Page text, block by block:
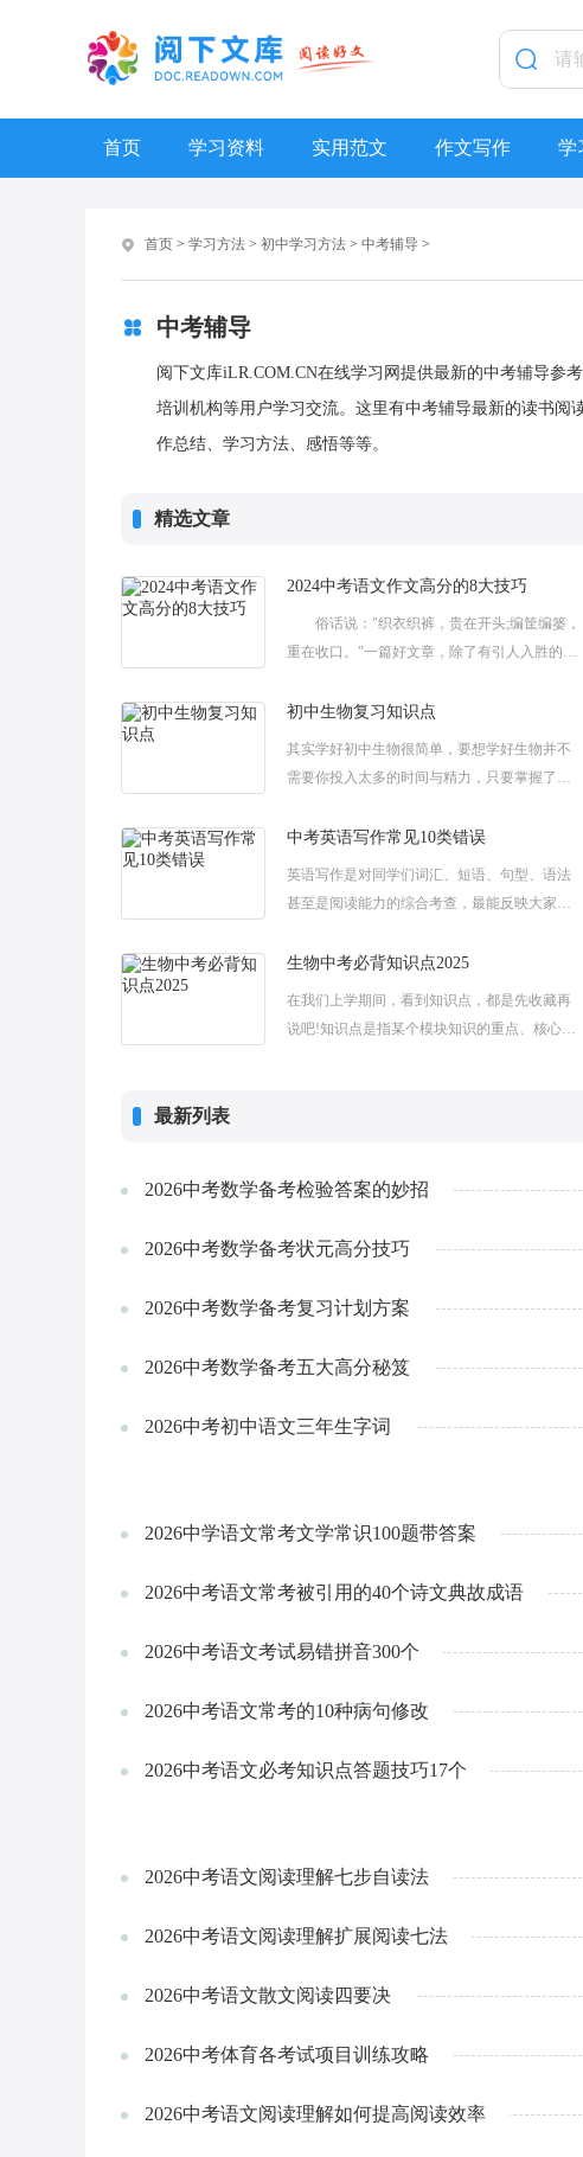
首页 学习资料 实用范文 作文写作 学
首页 > 学习方法 > 初中学习方法 > 中考辅导 >
中考辅导
阅下文库iLR.COM.CN在线学习网提供最新的中考辅导参
培训机构等用户学习交流。这里有中考辅导最新的读书
作总结、学习方法、感悟等等。
精选文章
2024中考语文作文高分的8大技巧
俗话说："织衣织裤，贵在开头;编筐编篓，
重在收口。"一篇好文章，除了有引人入胜的开
2024中考语文作文高分的8大技巧，
初中生物复习知识点
其实学好初中生物很简单，要想学好生物并不
需要你投入太多的时间与精力，只要掌握了方
大家分享一些初中生物复习知识点，希望能够
中考英语写作常见10类错误
英语写作是对同学们词汇、短语、句型、语法
甚至是阅读能力的综合考查，最能反映大家的
见10类错误，欢迎大家阅读分享借鉴，希望
生物中考必背知识点2025
在我们上学期间，看到知识点，都是先收藏再
说吧!知识点是指某个模块知识的重点、核心内
最新列表
2026中考数学备考检验答案的妙招
2026中考数学备考状元高分技巧
2026中考数学备考复习计划方案
2026中考数学备考五大高分秘笈
2026中考初中语文三年生字词
2026中学语文常考文学常识100题带答案
2026中考语文常考被引用的40个诗文典故成语
2026中考语文考试易错拼音300个
2026中考语文常考的10种病句修改
2026中考语文必考知识点答题技巧17个
2026中考语文阅读理解七步自读法
2026中考语文阅读理解扩展阅读七法
2026中考语文散文阅读四要决
2026中考体育各考试项目训练攻略
2026中考语文阅读理解如何提高阅读效率